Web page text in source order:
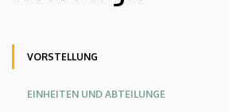
Oldalmenü
Oldalmenü
Angol
Oldalmenü
Német
VORSTELLUNG
EINHEITEN UND ABTEILUNGE